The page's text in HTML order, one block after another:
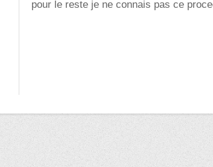
pour le reste je ne connais pas ce